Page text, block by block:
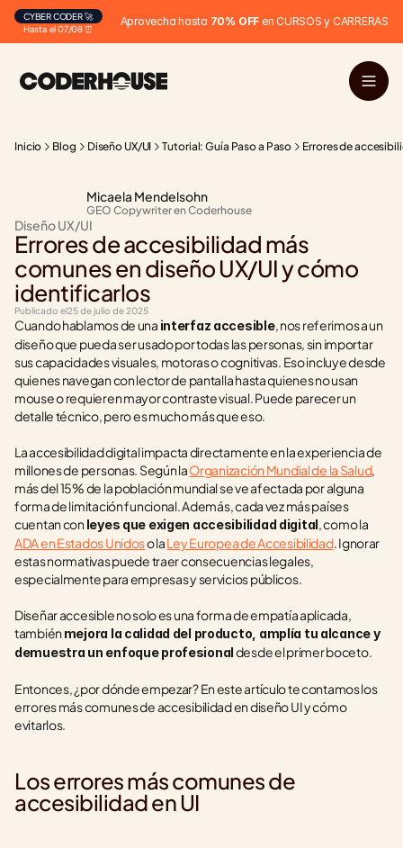
Hasta el 07/08 ⏰
CYBER CODER 🚀 Aprovecha hasta 70% OFF en CURSOS y CARRERAS
Inicio Blog Diseño UX/UI Tutorial: Guía Paso a Paso Errores de
Micaela Mendelsohn
GEO Copywriter en Coderhouse
Diseño UX/UI
Errores de accesibilidad más
comunes en diseño UX/UI y cómo
identificarlos
Publicado el25 de julio de 2025
Cuando hablamos de una interfaz accesible, nos referimos a un
diseño que pueda ser usado por todas las personas, sin importar
sus capacidades visuales, motoras o cognitivas. Eso incluye desde
quienes navegan con lector de pantalla hasta quienes no usan
mouse o requieren mayor contraste visual. Puede parecer un
detalle técnico, pero es mucho más que eso.
La accesibilidad digital impacta directamente en la experiencia de
millones de personas. Según la Organización Mundial de la Salud,
más del 15% de la población mundial se ve afectada por alguna
forma de limitación funcional. Además, cada vez más países
cuentan con leyes que exigen accesibilidad digital
ADA en Estados Unidos o la Ley Europea de Accesibilidad. Ignorar
estas normativas puede traer consecuencias legales,
especialmente para empresas y servicios públicos.
Diseñar accesible no solo es una forma de empatía aplicada,
también mejora la calidad del producto, amplía tu alcance y
demuestra un enfoque profesional desde el primer boceto.
Entonces, ¿por dónde empezar? En este artículo te contamos los
errores más comunes de accesibilidad en diseño UI y cómo
evitarlos.
Los errores más comunes de
accesibilidad en UI